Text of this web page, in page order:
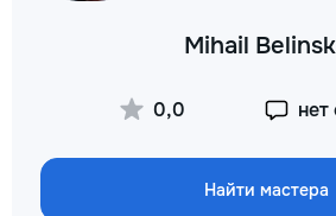
Mihail
0,0
Найти мастера